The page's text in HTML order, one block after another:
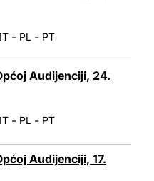
IT - PL - PT
Audijenciji, 24.
IT - PL - PT
Audijenciji, 17.